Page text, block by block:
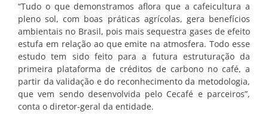
“Tudo o que demonstramos aflora que a cafeicultura a
pleno sol, com boas práticas agrícolas, gera benefícios
ambientais no Brasil, pois mais sequestra gases de efeito
estufa em relação ao que emite na atmosfera. Todo esse
estudo tem sido feito para a futura estruturação da
primeira plataforma de créditos de carbono no café, a
partir da validação e do reconhecimento da metodologia,
que vem sendo desenvolvida pelo Cecafé e parceiros”,
conta o diretor-geral da entidade.